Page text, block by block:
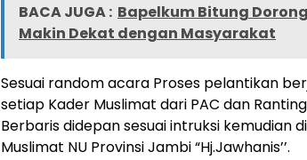
BACA JUGA : Bapelkum Bitung
Makin Dekat dengan Masyarakat
Sesuai random acara Proses pelantikan
setiap Kader Muslimat dari PAC dan
Berbaris didepan sesuai intruksi kemudian
Muslimat NU Provinsi Jambi “Hj.Jawhanis’’.